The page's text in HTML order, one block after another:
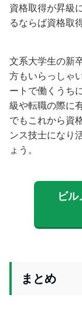
資格取得が昇級
るならば資格取
文系大学生の新
方もいらっしゃ
ートで働くうち
級や転職の際に
でもこれから資
ンス技士になり
ょう。
ビ
まとめ